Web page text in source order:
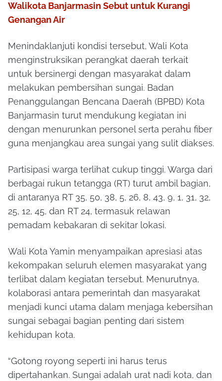
Walikota Banjarmasin Sebut untuk Kurangi
Genangan Air
Menindaklanjuti kondisi tersebut, Wali Kota
menginstruksikan perangkat daerah terkait
untuk bersinergi dengan masyarakat dalam
melakukan pembersihan sungai. Badan
Penanggulangan Bencana Daerah (BPBD) Kota
Banjarmasin turut mendukung kegiatan ini
dengan menurunkan personel serta perahu fiber
guna menjangkau area sungai yang sulit diakses.
Partisipasi warga terlihat cukup tinggi. Warga dari
berbagai rukun tetangga (RT) turut ambil bagian,
di antaranya RT 35, 50, 38, 5, 26, 8, 43, 9, 1, 31, 32,
25, 12, 45, dan RT 24, termasuk relawan
pemadam kebakaran di sekitar lokasi.
Wali Kota Yamin menyampaikan apresiasi atas
kekompakan seluruh elemen masyarakat yang
terlibat dalam kegiatan tersebut. Menurutnya,
kolaborasi antara pemerintah dan masyarakat
menjadi kunci utama dalam menjaga kebersihan
sungai sebagai bagian penting dari sistem
kehidupan kota.
“Gotong royong seperti ini harus terus
dipertahankan. Sungai adalah urat nadi kota, dan